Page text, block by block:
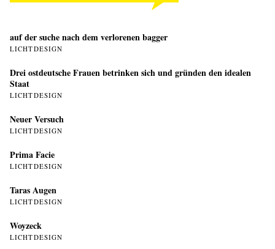
auf der suche nach dem verlorenen bagger
LICHTDESIGN
Drei ostdeutsche Frauen betrinken sich und gründen den idealen
Staat
LICHTDESIGN
Neuer Versuch
LICHTDESIGN
Prima Facie
LICHTDESIGN
Taras Augen
LICHTDESIGN
Woyzeck
LICHTDESIGN